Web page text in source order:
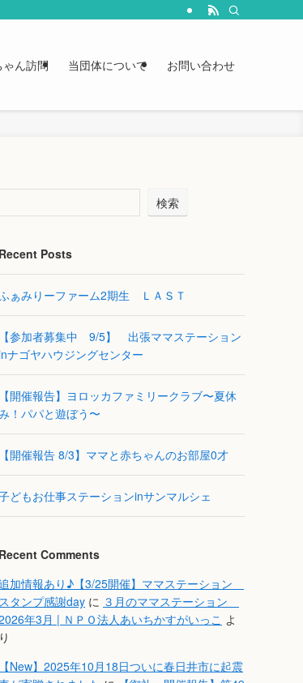
ん訪問 当団体について お問い合わせ
検索
Recent Posts
ぁみりーファーム2期生 ＬＡＳＴ
【参加者募集中 9/5】 出張ママステーション
ナゴヤハウジングセンター
【開催報告】ヨロッカファミリークラブ〜夏休
！パパと遊ぼう〜
【開催報告 8/3】ママと赤ちゃんのお部屋0才
どもお仕事ステーションinサンマルシェ
Recent Comments
加情報あり♪【3/25開催】ママステーション
スタンプ感謝day に ３月のママステーション
年3月 | ＮＰＯ法人あいちかすがいっこ よ
り
【New】2025年10月18日ついに春日井市に起震